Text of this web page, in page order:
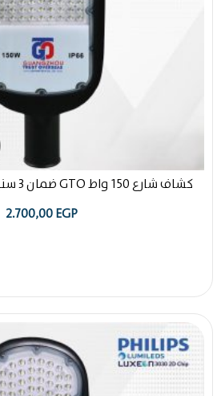
كشاف شارع 150 واط GTO ضمان 3 سنين سامسونج تيراست
2.700,00EGP